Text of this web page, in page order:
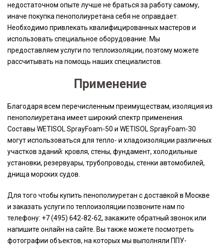
недостаточном опыте лучше не браться за работу самому,
иначе покупка пенополиуретана себя не оправдает.
Необходимо привлекать квалифицированных мастеров и
использовать специальное оборудование. Мы
предоставляем услуги по теплоизоляции, поэтому можете
рассчитывать на помощь наших специалистов.
Применение
Благодаря всем перечисленным преимуществам, изоляция из
пенополиуретана имеет широкий спектр применения.
Составы WETISOL SprayFoam-50 и WETISOL SprayFoam-30
могут использоваться для тепло- и хладоизоляции различных
участков зданий: кровля, стены, фундамент, холодильные
установки, резервуары, трубопроводы, стенки автомобилей,
днища морских судов.
Для того чтобы купить пенополиуретан с доставкой в Москве
и заказать услуги по теплоизоляции позвоните нам по
телефону: +7 (495) 642-82-62, закажите обратный звонок или
напишите онлайн на сайте. Вы также можете посмотреть
фотографии объектов, на которых мы выполняли ППУ-